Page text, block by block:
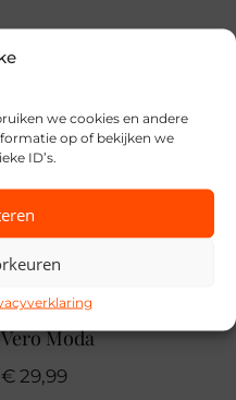
we cookies en andere
op of bekijken we
ID’s.
Vero Moda
€ 29,99